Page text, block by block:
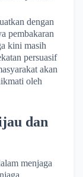
dengan
pembakaran
kini masih
persuasif
akan
oleh
dan
menjaga